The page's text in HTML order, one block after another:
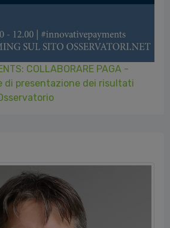
COLLABORARE PAGA -
di presentazione dei risultati